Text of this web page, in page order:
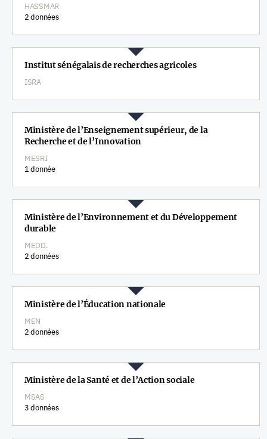
HASSMAR
2 données
Institut sénégalais de recherches agricoles
ISRA
Ministère de l’Enseignement supérieur, de la
Recherche et de l’Innovation
MESRI
1 donnée
Ministère de l’Environnement et du Développement
durable
MEDD.
2 données
Ministère de l’Éducation nationale
MEN
2 données
Ministère de la Santé et de l’Action sociale
MSAS
3 données